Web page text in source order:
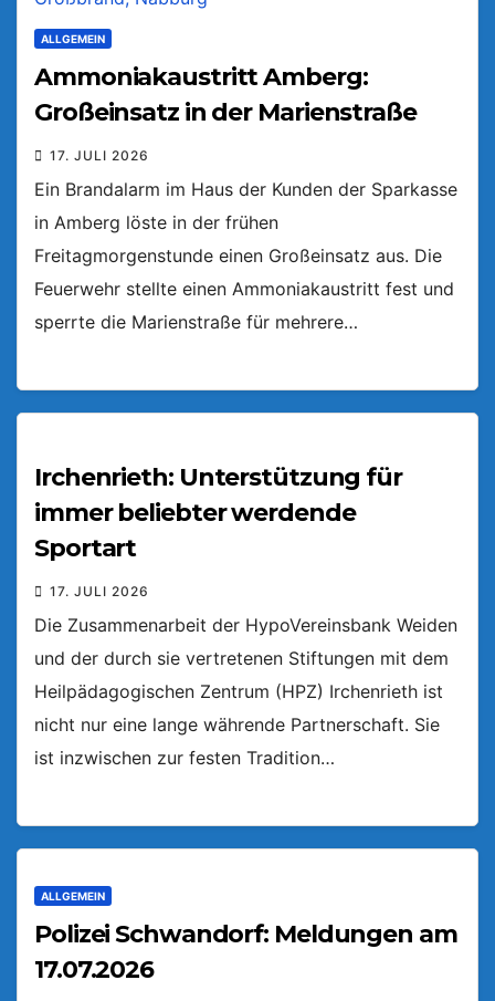
ALLGEMEIN
Ammoniakaustritt Amberg:
Großeinsatz in der Marienstraße
17. JULI 2026
Ein Brandalarm im Haus der Kunden der Sparkasse
in Amberg löste in der frühen
Freitagmorgenstunde einen Großeinsatz aus. Die
Feuerwehr stellte einen Ammoniakaustritt fest und
sperrte die Marienstraße für mehrere…
Irchenrieth: Unterstützung für
immer beliebter werdende
Sportart
17. JULI 2026
Die Zusammenarbeit der HypoVereinsbank Weiden
und der durch sie vertretenen Stiftungen mit dem
Heilpädagogischen Zentrum (HPZ) Irchenrieth ist
nicht nur eine lange währende Partnerschaft. Sie
ist inzwischen zur festen Tradition…
ALLGEMEIN
Polizei Schwandorf: Meldungen am
17.07.2026